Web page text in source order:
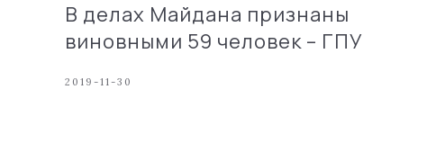
В делах Майдана признаны
виновными 59 человек – ГПУ
2019-11-30